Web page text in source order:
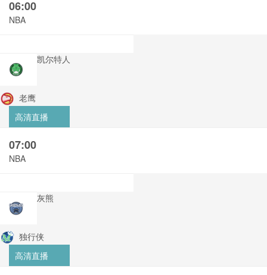
06:00
NBA
凯尔特人
老鹰
高清直播
07:00
NBA
灰熊
独行侠
高清直播